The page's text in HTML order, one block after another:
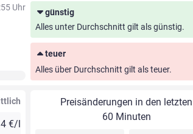
Uhr
günstig
Alles unter Durchschnitt gilt als günstig.
teuer
Alles über Durchschnitt gilt als teuer.
€/l
Preisänderungen in den letzten
60 Minuten